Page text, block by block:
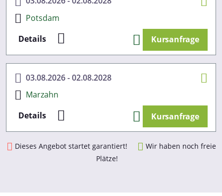
Potsdam
Details
Kursanfrage
03.08.2026 - 02.08.2028
Marzahn
Details
Kursanfrage
Dieses Angebot startet garantiert!
Wir haben noch freie
Plätze!